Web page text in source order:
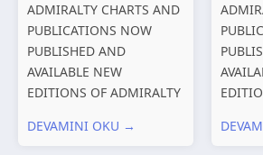
ADMIRALTY CHARTS AND
PUBLICATIONS NOW
PUBLISHED AND
AVAILABLE NEW
EDITIONS OF ADMIRALTY
PUBLICATIONS New
DEVAMINI OKU →